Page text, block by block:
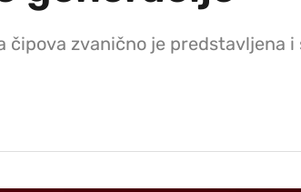
čipova zvanično je